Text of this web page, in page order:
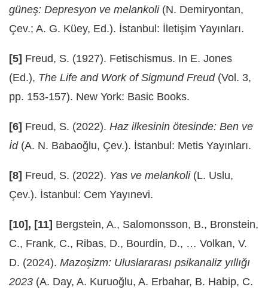
güneş: Depresyon ve melankoli(N. Demiryontan,
Çev.; A. G. Küey, Ed.). İstanbul: İletişim Yayınları.
[5] Freud, S. (1927). Fetischismus. In E. Jones
(Ed.), The Life and Work of Sigmund Freud(Vol. 3,
pp. 153-157). New York: Basic Books.
[6] Freud, S. (2022). Haz ilkesinin ötesinde: Ben ve
İd(A. N. Babaoğlu, Çev.). İstanbul: Metis Yayınları.
[8] Freud, S. (2022). Yas ve melankoli(L. Uslu,
Çev.). İstanbul: Cem Yayınevi.
[10], [11] Bergstein, A., Salomonsson, B., Bronstein,
C., Frank, C., Ribas, D., Bourdin, D., … Volkan, V.
D. (2024). Mazoşizm: Uluslararası psikanaliz yıllığı
2023 (A. Day, A. Kuruoğlu, A. Erbahar, B. Habip, C.